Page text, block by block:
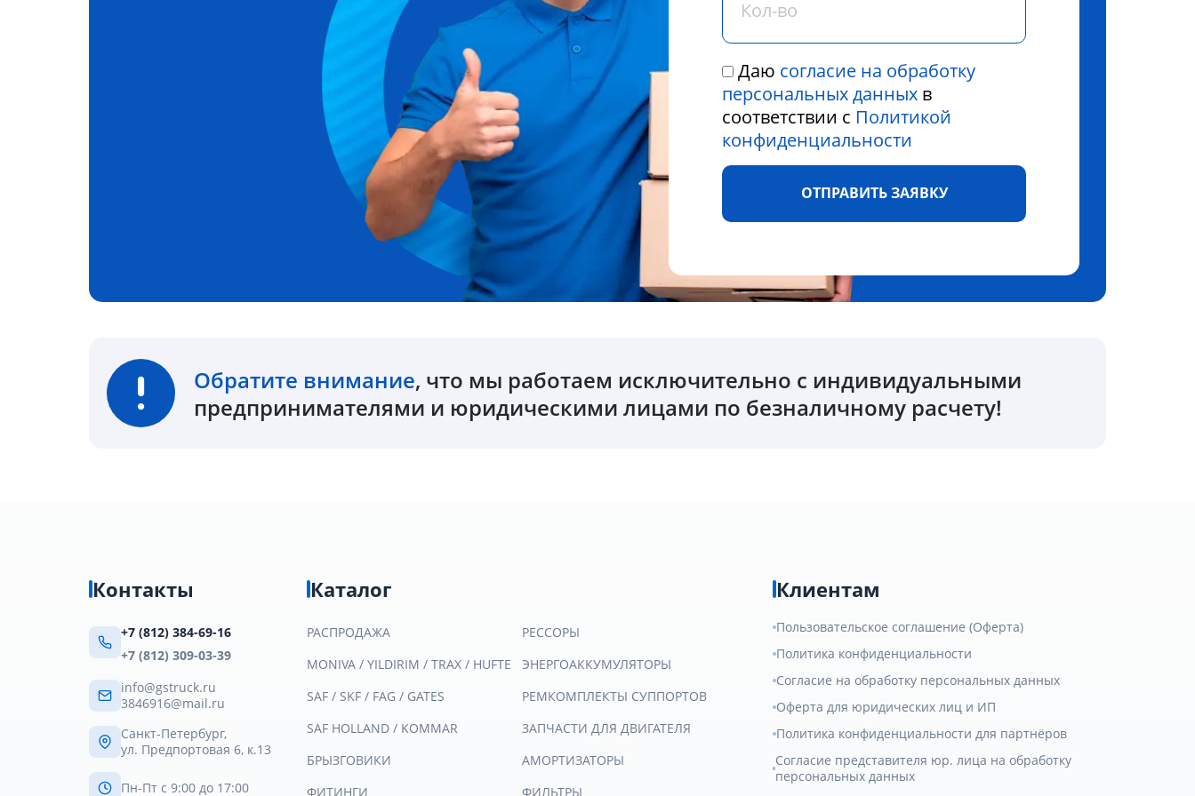
Даю согласие на обработку
персональных данных в
соответствии с Политикой
конфиденциальности
ОТПРАВИТЬ ЗАЯВКУ
Обратите внимание, что мы работаем исключительно с индивидуальными
предпринимателями и юридическими лицами по безналичному расчету!
Контакты
+7 (812) 384-69-16
+7 (812) 309-03-39
info@gstruck.ru
3846916@mail.ru
Санкт-Петербург,
ул. Предпортовая 6, к.13
Пн-Пт с 9:00 до 17:00
Каталог
РАСПРОДАЖА
MONIVA / YILDIRIM / TRAX / HUFTE
SAF / SKF / FAG / GATES
SAF HOLLAND / KOMMAR
БРЫЗГОВИКИ
ФИТИНГИ
РЕССОРЫ
ЭНЕРГОАККУМУЛЯТОРЫ
РЕМКОМПЛЕКТЫ СУППОРТОВ
ЗАПЧАСТИ ДЛЯ ДВИГАТЕЛЯ
АМОРТИЗАТОРЫ
ФИЛЬТРЫ
Клиентам
Пользовательское соглашение (Оферта)
Политика конфиденциальности
Согласие на обработку персональных данных
Оферта для юридических лиц и ИП
Политика конфиденциальности для партнёров
Согласие представителя юр. лица на обработку
персональных данных